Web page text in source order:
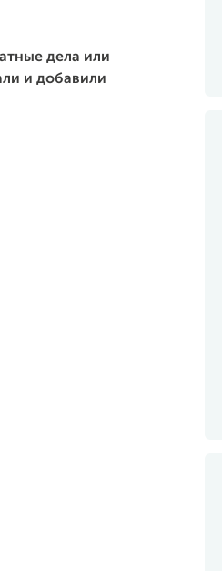
дела или
и добавили